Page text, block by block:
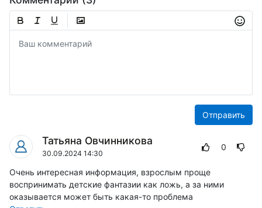
Отправить
Татьяна Овчинникова
30.09.2024 14:30
0
Очень интересная информация, взрослым проще
воспринимать детские фантазии как ложь, а за ними
оказывается может быть какая-то проблема